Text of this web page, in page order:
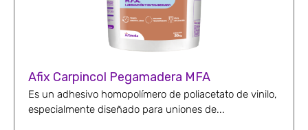
Afix Carpincol Pegamadera MFA
Es un adhesivo homopolímero de poliacetato de vinilo,
especialmente diseñado para uniones de...